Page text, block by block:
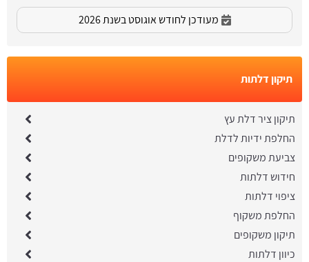
מעודכן לחודש אוגוסט בשנת 2026
תיקון דלתות
תיקון ציר דלת עץ
החלפת ידיות לדלת
צביעת משקופים
חידוש דלתות
ציפוי דלתות
החלפת משקוף
תיקון משקופים
כיוון דלתות